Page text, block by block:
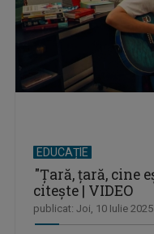
EDUCAȚIE
"Ţară, ţară, cine
citește | VIDEO
publicat: Joi, 10 Iulie 2025